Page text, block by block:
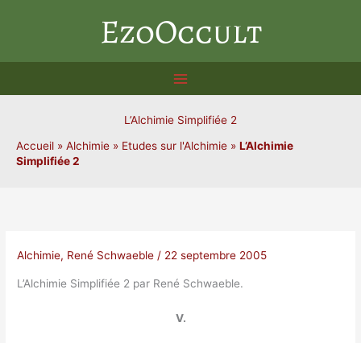
EzoOccult
L’Alchimie Simplifiée 2
Accueil » Alchimie » Etudes sur l'Alchimie » L’Alchimie
Simplifiée 2
Alchimie, René Schwaeble / 22 septembre 2005
L’Alchimie Simplifiée 2 par René Schwaeble.
V.